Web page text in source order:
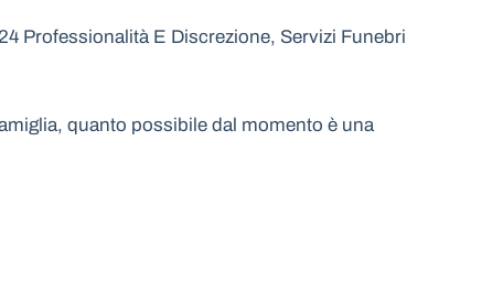
Professionalità E Discrezione, Servizi Funebri
quanto possibile dal momento è una